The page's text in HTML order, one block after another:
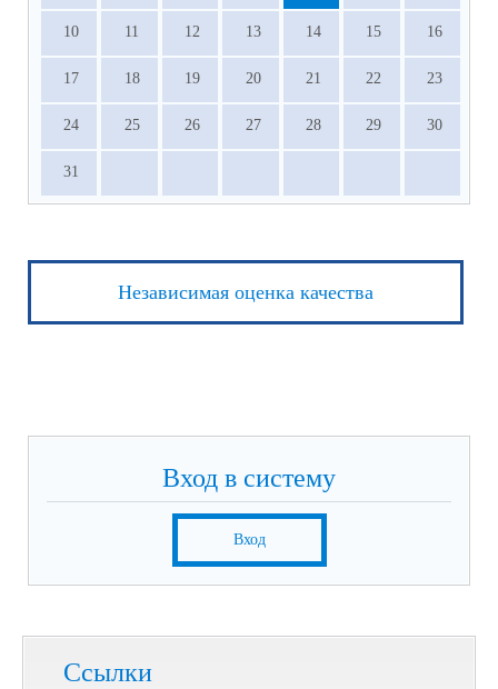
10 11 12 13 14 15 16
17 18 19 20 21 22 23
24 25 26 27 28 29 30
31
Независимая оценка качества
Вход в систему
Вход
Ссылки